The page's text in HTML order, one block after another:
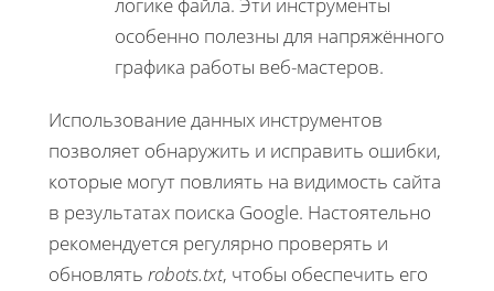
особенно полезны для напряжённого
графика работы веб-мастеров.
Использование данных инструментов
позволяет обнаружить и исправить ошибки,
которые могут повлиять на видимость сайта
в результатах поиска Google. Настоятельно
рекомендуется регулярно проверять и
обновлять robots.txt, чтобы обеспечить его